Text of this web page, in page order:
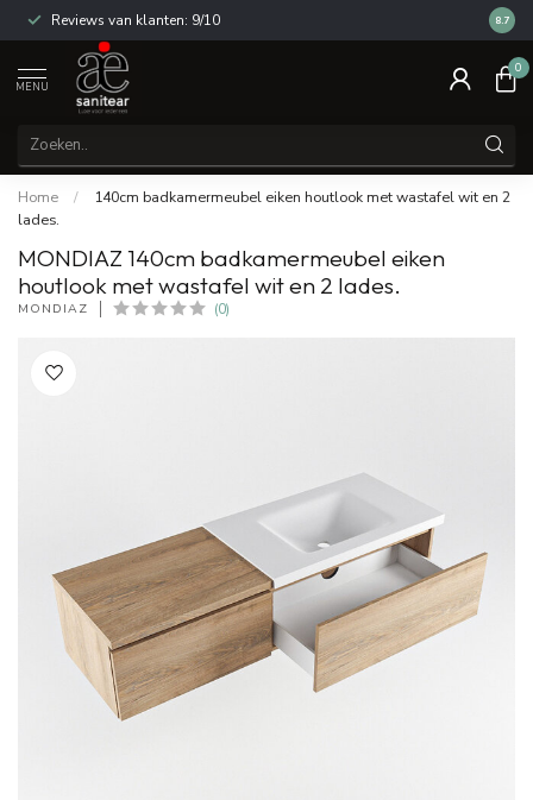
Reviews van klanten: 9/10 14
8.7
MENU
0
Home /
140cm badkamermeubel eiken houtlook met wastafel wit en 2
lades.
MONDIAZ 140cm badkamermeubel eiken
houtlook met wastafel wit en 2 lades.
MONDIAZ (0)